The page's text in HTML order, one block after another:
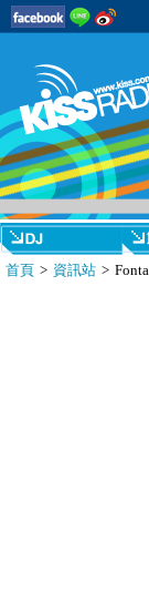
首頁 > 資訊站 >